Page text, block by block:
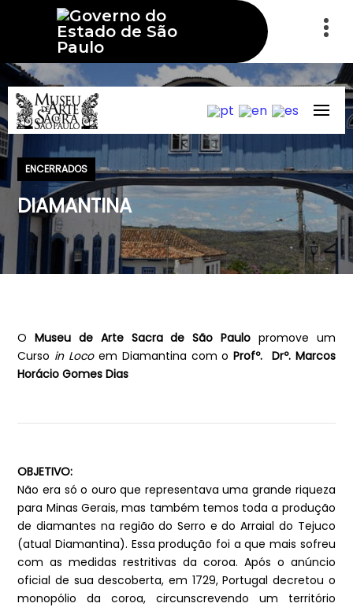
ENCERRADOS
DIAMANTINA
O Museu de Arte Sacra de São Paulo promove um
Curso in Locoem Diamantina com oProfº. Drº. Marcos
Horácio Gomes Dias
OBJETIVO:
Não era só o ouro que representava uma grande riqueza
para Minas Gerais, mas também temos toda a produção
de diamantes na região do Serro e do Arraial do Tejuco
(atual Diamantina). Essa produção foi a que mais sofreu
com as medidas restritivas da coroa. Após o anúncio
oficial de sua descoberta, em 1729, Portugal decretou o
monopólio da coroa, circunscrevendo um território